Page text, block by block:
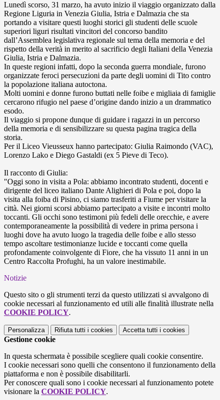
Lunedì scorso, 31 marzo, ha avuto inizio il viaggio organizzato dalla
Regione Liguria in Venezia Giulia, Istria e Dalmazia che sta
portando a visitare questi luoghi storici gli studenti delle scuole
superiori liguri risultati vincitori del concorso bandito
dall’Assemblea legislativa regionale sul tema della memoria e del
rispetto della verità in merito al sacrificio degli Italiani della Venezia
Giulia, Istria e Dalmazia.
In queste regioni infatti, dopo la seconda guerra mondiale, furono
organizzate feroci persecuzioni da parte degli uomini di Tito contro
la popolazione italiana autoctona.
Molti uomini e donne furono buttati nelle foibe e migliaia di famiglie
cercarono rifugio nel paese d’origine dando inizio a un drammatico
esodo.
Il viaggio si propone dunque di guidare i ragazzi in un percorso
della memoria e di sensibilizzare su questa pagina tragica della
storia.
Per il Liceo Vieusseux hanno partecipato: Giulia Raimondo (VAC),
Lorenzo Lako e Diego Gastaldi (ex 5 Pieve di Teco).
Il racconto di Giulia:
"Oggi sono in visita a Pola: abbiamo incontrato studenti, docenti e
dirigente del liceo italiano Dante Alighieri di Pola e poi, dopo la
visita alla foiba di Pisino, ci siamo trasferiti a Fiume per visitare la
città. Nei giorni scorsi abbiamo partecipato a visite e incontri molto
toccanti. Gli occhi sono testimoni più fedeli delle orecchie, e avere
contemporaneamente la possibilità di vedere in prima persona i
luoghi dove ha avuto luogo la tragedia delle foibe e allo stesso
tempo ascoltare testimonianze lucide e toccanti come quella
profondamente coinvolgente di Fiore, che ha vissuto 11 anni in un
Centro Raccolta Profughi, ha un valore inestimabile.
Notizie
Questo sito o gli strumenti terzi da questo utilizzati si avvalgono di
cookie necessari al funzionamento ed utili alle finalità illustrate nella
COOKIE POLICY.
Personalizza Rifiuta tutti i cookies Accetta tutti i cookies
Gestione cookie
In questa schermata è possibile scegliere quali cookie consentire.
I cookie necessari sono quelli che consentono il funzionamento della
piattaforma e non è possibile disabilitarli.
Per conoscere quali sono i cookie necessari al funzionamento potete
visionare la COOKIE POLICY.